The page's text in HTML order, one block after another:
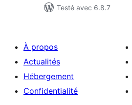
Testé avec 6.8.7
À propos
Actualités
Hébergement
Confidentialité